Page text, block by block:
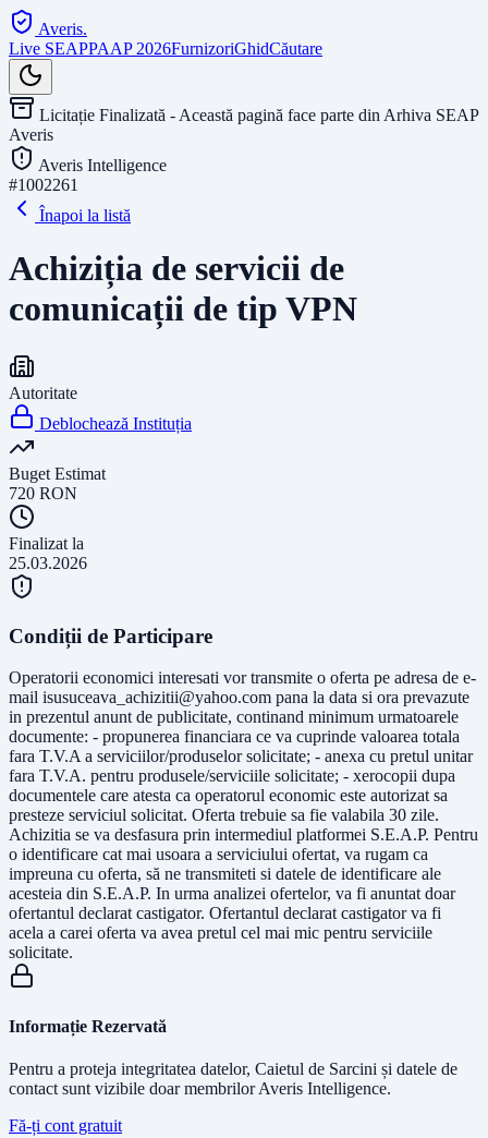
Averis.
Live SEAPPAAP 2026FurnizoriGhidCăutare
Licitație Finalizată - Această pagină face parte din Arhiva SEAP
Averis
Averis Intelligence
#1002261
Înapoi la listă
Achiziția de servicii de
comunicații de tip VPN
Autoritate
Deblochează Instituția
Buget Estimat
720 RON
Finalizat la
25.03.2026
Condiții de Participare
Operatorii economici interesati vor transmite o oferta pe adresa de e-
mail isusuceava_achizitii@yahoo.com pana la data si ora prevazute
in prezentul anunt de publicitate, continand minimum urmatoarele
documente: - propunerea financiara ce va cuprinde valoarea totala
fara T.V.A a serviciilor/produselor solicitate; - anexa cu pretul unitar
fara T.V.A. pentru produsele/serviciile solicitate; - xerocopii dupa
documentele care atesta ca operatorul economic este autorizat sa
presteze serviciul solicitat. Oferta trebuie sa fie valabila 30 zile.
Achizitia se va desfasura prin intermediul platformei S.E.A.P. Pentru
o identificare cat mai usoara a serviciului ofertat, va rugam ca
impreuna cu oferta, să ne transmiteti si datele de identificare ale
acesteia din S.E.A.P. In urma analizei ofertelor, va fi anuntat doar
ofertantul declarat castigator. Ofertantul declarat castigator va fi
acela a carei oferta va avea pretul cel mai mic pentru serviciile
solicitate.
Informație Rezervată
Pentru a proteja integritatea datelor, Caietul de Sarcini și datele de
contact sunt vizibile doar membrilor Averis Intelligence.
Fă-ți cont gratuit